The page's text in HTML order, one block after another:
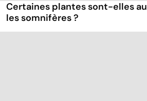
Certaines plantes sont-elles
les somnifères ?